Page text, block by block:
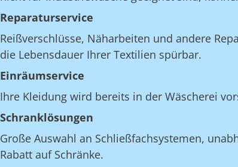
Reparaturservice
Reißverschlüsse, Näharbeiten und andere
die Lebensdauer Ihrer Textilien spürbar.
Einräumservice
Ihre Kleidung wird bereits in der Wäscherei
Schranklösungen
Große Auswahl an Schließfachsystemen,
Rabatt auf Schränke.